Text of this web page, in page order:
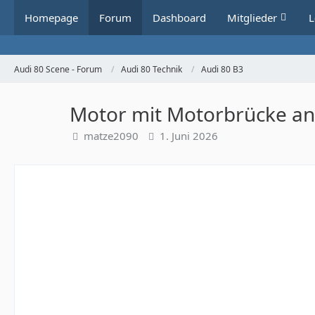
Homepage Forum Dashboard Mitglieder
Audi 80 Scene - Forum Audi 80 Technik Audi 80 B3
Motor mit Motorbrücke
matze2090 1. Juni 2026